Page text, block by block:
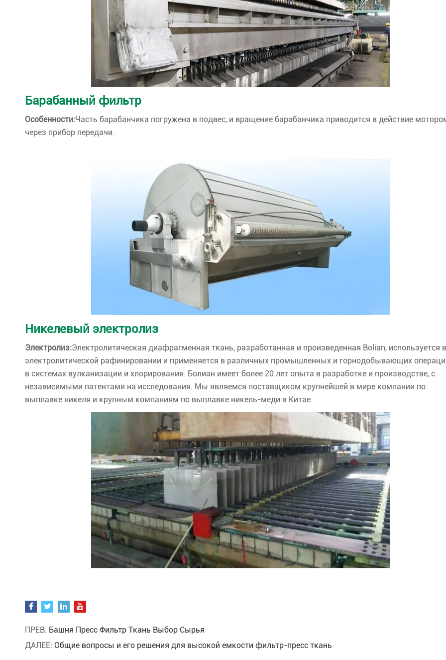
Барабанный фильтр
Особенности:Часть барабанчика погружена в подвес, и вращение барабанчика приводится в действие
через прибор передачи.
Никелевый электролиз
Электролиз:Электролитическая диафрагменная ткань, разработанная и произведенная Bolian, используется в
электролитической рафинировании и применяется в различных промышленных и горнодобывающих
в системах вулканизации и хлорирования. Болиан имеет более 20 лет опыта в разработке и производстве, с
независимыми патентами на исследования. Мы являемся поставщиком крупнейшей в мире компании по
выплавке никеля и крупным компаниям по выплавке никель-меди в Китае.
ПРЕВ: Башня Пресс Фильтр Ткань Выбор Сырья
ДАЛЕЕ: Общие вопросы и его решения для высокой емкости фильтр-пресс ткань